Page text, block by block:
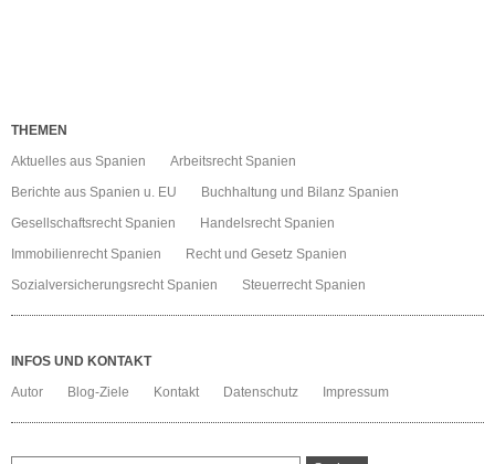
THEMEN
Aktuelles aus Spanien
Arbeitsrecht Spanien
Berichte aus Spanien u. EU
Buchhaltung und Bilanz Spanien
Gesellschaftsrecht Spanien
Handelsrecht Spanien
Immobilienrecht Spanien
Recht und Gesetz Spanien
Sozialversicherungsrecht Spanien
Steuerrecht Spanien
INFOS UND KONTAKT
Autor
Blog-Ziele Kontakt Datenschutz Impressum